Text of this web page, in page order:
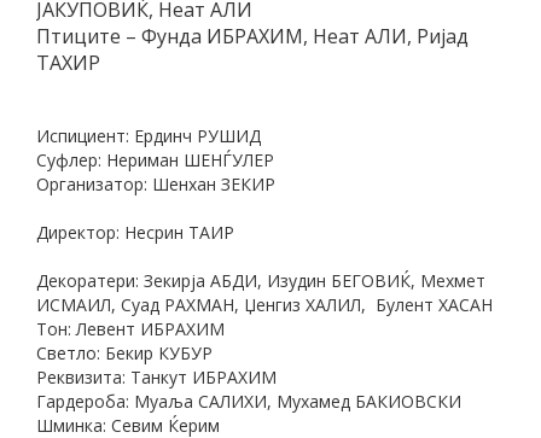
ЈАКУПОВИЌ, Неат АЛИ
Птиците – Фунда ИБРАХИМ, Неат АЛИ, Ријад
ТАХИР
Испициент: Ердинч РУШИД
Суфлер: Нериман ШЕНЃУЛЕР
Организатор: Шенхан ЗЕКИР
Директор: Несрин ТАИР
Декоратери: Зекирја АБДИ, Изудин БЕГОВИЌ, Мехмет
ИСМАИЛ, Суад РАХМАН, Џенгиз ХАЛИЛ, Булент ХАСАН
Тон: Левент ИБРАХИМ
Cветло: Бекир КУБУР
Реквизита: Танкут ИБРАХИМ
Гардероба: Муаља САЛИХИ, Мухамед БАКИОВСКИ
Шминка: Севим Ќерим